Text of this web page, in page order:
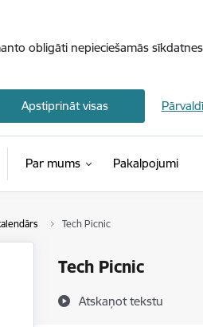
obligāti nepieciešamās
Apstiprināt visas
Par mums Pakalpojumi
Tech Picnic
Tech Picnic
Atskaņot tekstu